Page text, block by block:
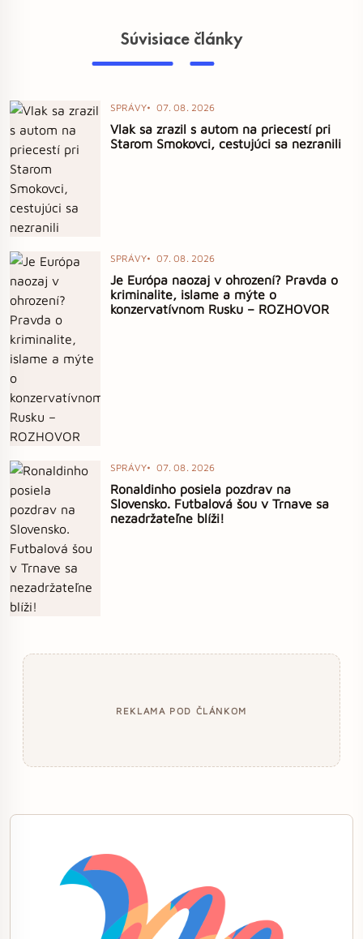
Súvisiace články
SPRÁVY 07. 08. 2026
Vlak sa zrazil s autom na priecestí pri
Starom Smokovci, cestujúci sa nezranili
SPRÁVY 07. 08. 2026
Je Európa naozaj v ohrození? Pravda o
kriminalite, islame a mýte o
konzervatívnom Rusku – ROZHOVOR
SPRÁVY 07. 08. 2026
Ronaldinho posiela pozdrav na
Slovensko. Futbalová šou v Trnave sa
nezadržateľne blíži!
REKLAMA POD ČLÁNKOM